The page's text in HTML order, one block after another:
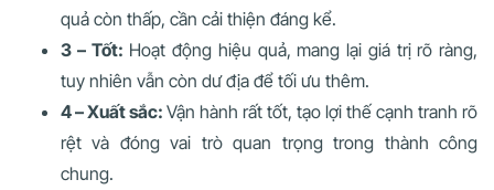
quả còn thấp, cần cải thiện đáng kể.
3 – Tốt: Hoạt động hiệu quả, mang lại giá trị rõ ràng,
tuy nhiên vẫn còn dư địa để tối ưu thêm.
4 – Xuất sắc: Vận hành rất tốt, tạo lợi thế cạnh tranh rõ
rệt và đóng vai trò quan trọng trong thành công
chung.